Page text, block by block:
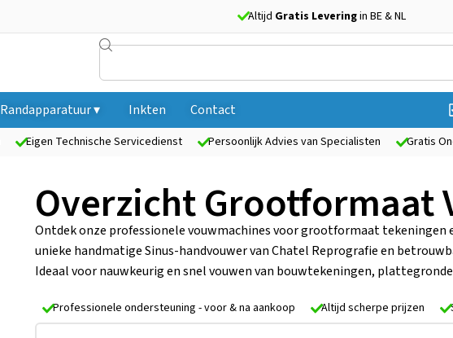
Altijd Gratis Leveringin BE & NL
Randapparatuur ▾ Inkten Contact
Eigen Technische Servicedienst Persoonlijk Advies van Specialisten Gratis
Overzicht Grootformaat
Ontdek onze professionele vouwmachines voor grootformaat tekeningen
unieke handmatige Sinus-handvouwer van Chatel Reprografie en
Ideaal voor nauwkeurig en snel vouwen van bouwtekeningen,
Professionele ondersteuning - voor & na aankoop Altijd scherpe prijzen